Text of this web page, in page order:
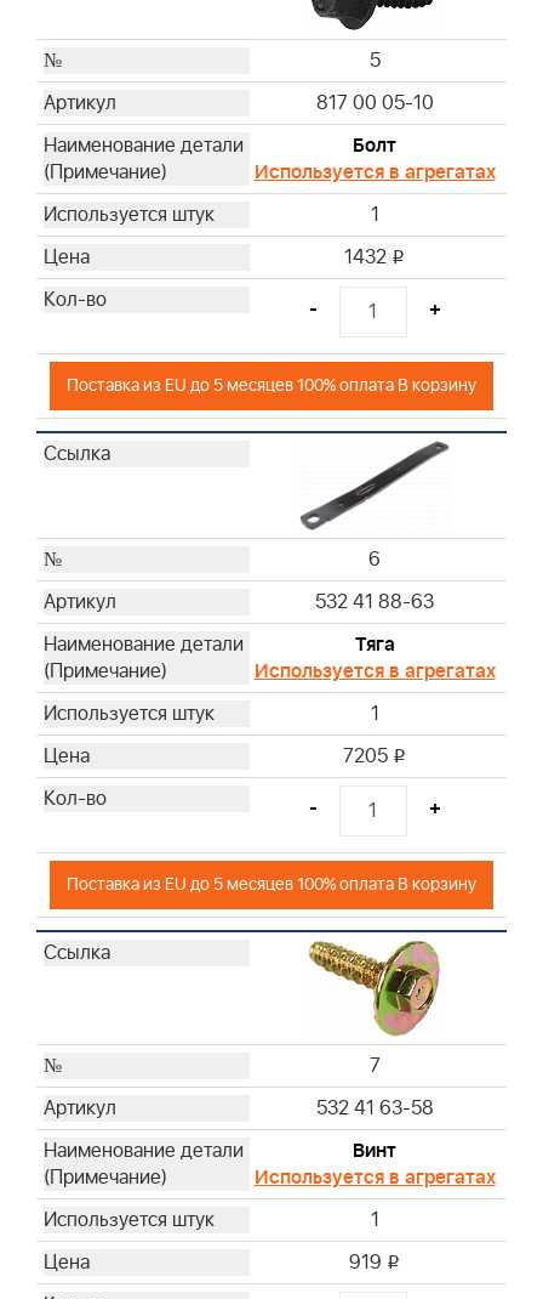
5
817 00 05-10
Болт
Используется в агрегатах
1
1432 i
- +
Поставка из EU до 5 месяцев 100% оплата В корзину
6
532 41 88-63
Тяга
Используется в агрегатах
1
7205 i
- +
Поставка из EU до 5 месяцев 100% оплата В корзину
7
532 41 63-58
Винт
Используется в агрегатах
1
919 i